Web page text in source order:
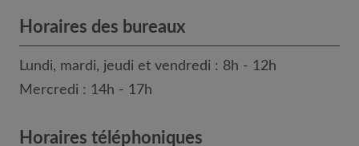
Horaires des bureaux
Lundi, mardi, jeudi et vendredi : 8h - 12h
Mercredi : 14h - 17h
Horaires téléphoniques